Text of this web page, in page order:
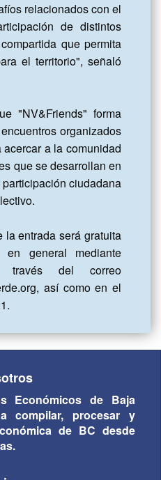
relacionados con el
de distintos
que permita
el territorio", señaló
"NV&Friends" forma
organizados
a la comunidad
que se desarrollan en
ciudadana
la entrada será gratuita
general mediante
través del correo
así como en el
Económicos de Baja
compilar, procesar y
de BC desde